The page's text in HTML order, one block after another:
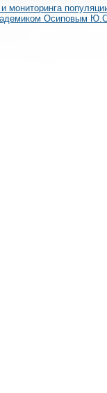
мониторинга
Осиповым